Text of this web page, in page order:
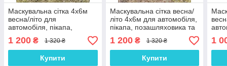
Маскувальна сітка 4х6м
весна/літо для
автомобіля, пікапа,
позашляховика та техніки.
"Листя зелене №2"
1 200 ₴ 1 320 ₴
Купити
Маскувальна сітка весна/
літо 4х6м для автомобіля,
пікапа, позашляховика та
техніки. "Листя №1"
1 200₴ 1 320 ₴
Купити
1